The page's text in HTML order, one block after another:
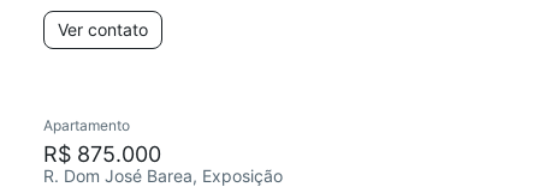
Ver contato
Apartamento
R$ 875.000
R. Dom José Barea, Exposição